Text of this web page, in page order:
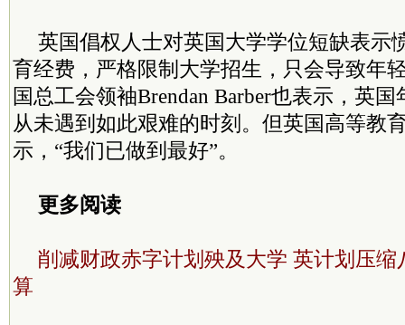
英国倡权人士对英国大学学位短缺表示
育经费，严格限制大学招生，只会导致年
国总工会领袖Brendan Barber也表示，英
从未遇到如此艰难的时刻。但英国高等教
示，“我们已做到最好”。
更多阅读
削减财政赤字计划殃及大学 英计划压缩
算